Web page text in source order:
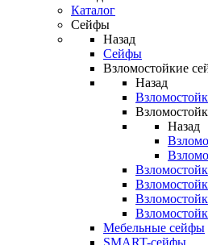
Каталог
Сейфы
Назад
Сейфы
Взломостойкие
Назад
Назад
Мебельные сейфы
SMART-сейфы